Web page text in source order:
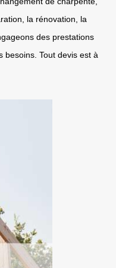
la rénovation, la
des prestations
besoins. Tout devis est à